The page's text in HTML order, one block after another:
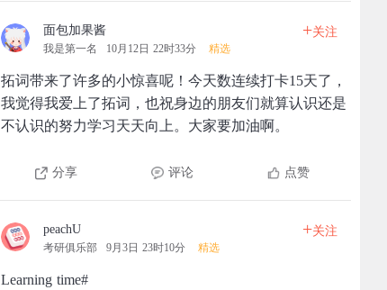
面包加果酱
我是第一名 10月12日 22时33分 精选
+关注
拓词带来了许多的小惊喜呢！今天数连续打卡15天了，
我觉得我爱上了拓词，也祝身边的朋友们就算认识还是
不认识的努力学习天天向上。大家要加油啊。
分享 评论 点赞
peachU
考研俱乐部 9月3日 23时10分 精选
+关注
Learning time#